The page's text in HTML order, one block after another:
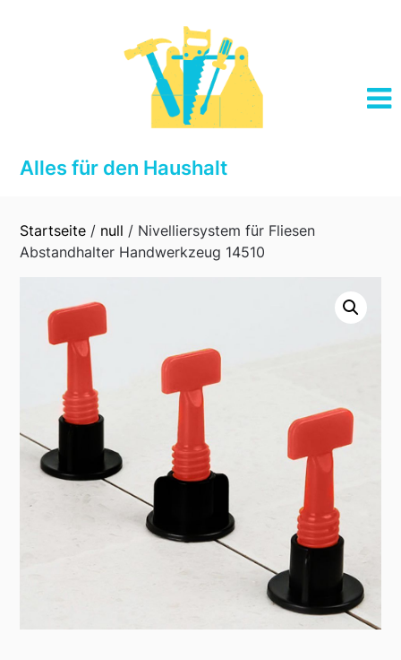
Alles für den Haushalt
Startseite / null / Nivelliersystem für Fliesen
Abstandhalter Handwerkzeug 14510